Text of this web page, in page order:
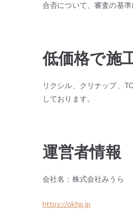
合否について、審査の基
低価格で施
リクシル、クリナップ、
しております。
運営者情報
会社名：株式会社みうら
https://okhp.jp